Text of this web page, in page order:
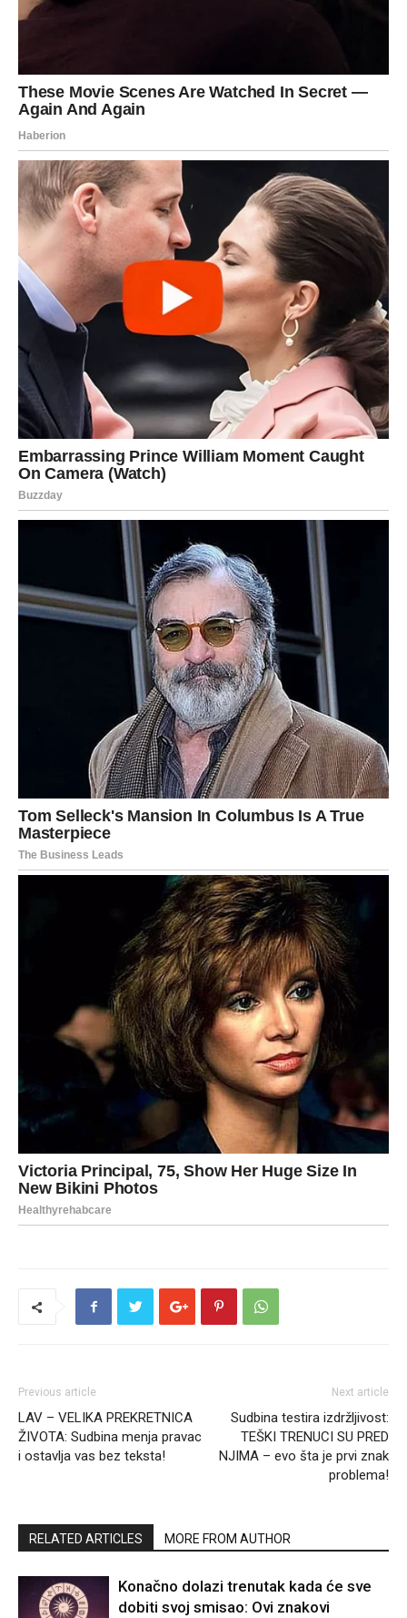
Previous article
LAV – VELIKA PREKRETNICA
ŽIVOTA: Sudbina menja pravac
i ostavlja vas bez teksta!
Next article
Sudbina testira izdržljivost:
TEŠKI TRENUCI SU PRED
NJIMA – evo šta je prvi znak
problema!
RELATED ARTICLES MORE FROM AUTHOR
Konačno dolazi trenutak kada će sve
dobiti svoj smisao: Ovi znakovi